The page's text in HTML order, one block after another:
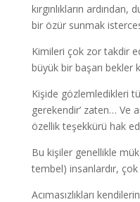
kırgınlıkların ardından,
bir özür sunmak
Kimileri çok zor takdir
büyük bir başarı bekler
Kişide gözlemledikleri
gerekendir’ zaten… Ve
özellik teşekkürü hak
Bu kişiler genellikle
tembel) insanlardır,
Acımasızlıkları